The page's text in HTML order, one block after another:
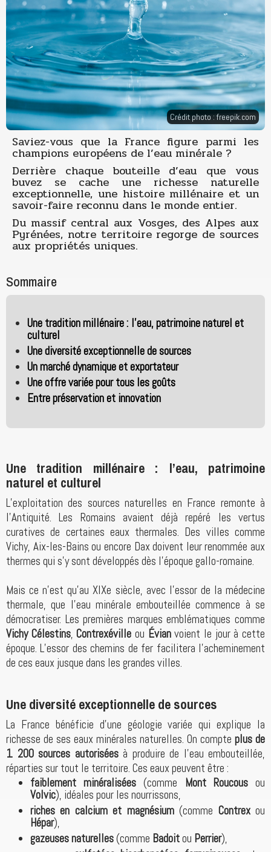
Crédit photo :freepik.com
Saviez-vous que la France figure parmi les
champions européens de l’eau minérale ?
Derrière chaque bouteille d’eau que vous
buvez se cache une richesse naturelle
exceptionnelle, une histoire millénaire et un
savoir-faire reconnu dans le monde entier.
Du massif central aux Vosges, des Alpes aux
Pyrénées, notre territoire regorge de sources
aux propriétés uniques.
Sommaire
Une tradition millénaire : l’eau, patrimoine naturel et
culturel
Une diversité exceptionnelle de sources
Un marché dynamique et exportateur
Une offre variée pour tous les goûts
Entre préservation et innovation
Une tradition millénaire : l’eau, patrimoine
naturel et culturel
L’exploitation des sources naturelles en France remonte à
l’Antiquité. Les Romains avaient déjà repéré les vertus
curatives de certaines eaux thermales. Des villes comme
Vichy, Aix-les-Bains ou encore Dax doivent leur renommée aux
thermes qui s’y sont développés dès l’époque gallo-romaine.
Mais ce n’est qu’au XIXe siècle, avec l’essor de la médecine
thermale, que l’eau minérale embouteillée commence à se
démocratiser. Les premières marques emblématiques comme
Vichy Célestins,Contrexéville ou Évianvoient le jour à cette
époque. L’essor des chemins de fer facilitera l’acheminement
de ces eaux jusque dans les grandes villes.
Une diversité exceptionnelle de sources
La France bénéficie d’une géologie variée qui explique la
richesse de ses eaux minérales naturelles. On compte plus de
1 200 sources autoriséesà produire de l’eau embouteillée,
réparties sur tout le territoire. Ces eaux peuvent être :
faiblement minéralisées (comme Mont Roucousou
Volvic), idéales pour les nourrissons,
riches en calcium et magnésium(comme Contrexou
Hépar),
gazeuses naturelles(comme Badoitou Perrier),